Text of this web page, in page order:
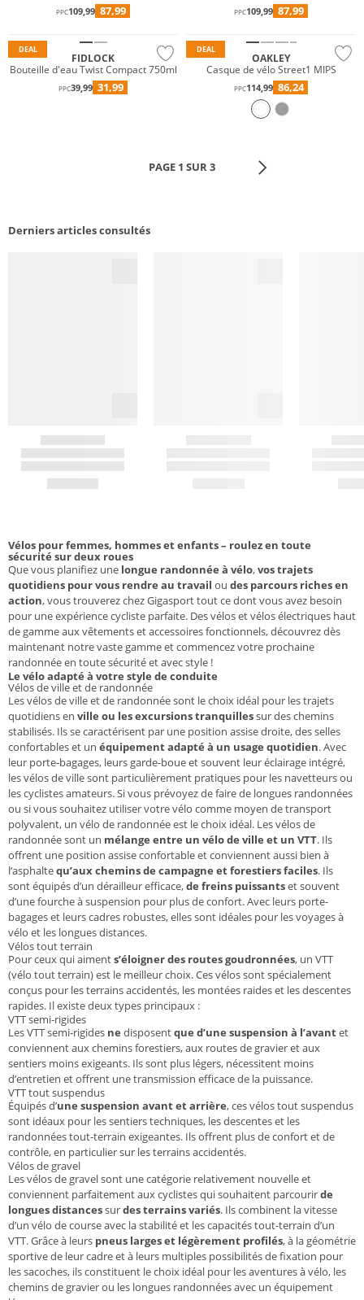
PPC109,99 87,99 PPC109,99 87,99
DEAL
FIDLOCK
Bouteille d'eau Twist Compact 750ml
PPC39,99 31,99
DEAL
OAKLEY
Casque de vélo Street1 MIPS
PPC114,99 86,24
PAGE 1 SUR 3
Derniers articles consultés
Vélos pour femmes, hommes et enfants – roulez en toute
sécurité sur deux roues
Que vous planifiez une longue randonnée à vélo,vos trajets
quotidiens pour vous rendre au travail ou des parcours riches en
action, vous trouverez chez Gigasport tout ce dont vous avez besoin
pour une expérience cycliste parfaite. Des vélos et vélos électriques haut
de gamme aux vêtements et accessoires fonctionnels, découvrez dès
maintenant notre vaste gamme et commencez votre prochaine
randonnée en toute sécurité et avec style !
Le vélo adapté à votre style de conduite
Vélos de ville et de randonnée
Les vélos de ville et de randonnée sont le choix idéal pour les trajets
quotidiens en ville ou les excursions tranquillessur des chemins
stabilisés. Ils se caractérisent par une position assise droite, des selles
confortables et un équipement adapté à un usage quotidien. Avec
leur porte-bagages, leurs garde-boue et souvent leur éclairage intégré,
les vélos de ville sont particulièrement pratiques pour les navetteurs ou
les cyclistes amateurs. Si vous prévoyez de faire de longues randonnées
ou si vous souhaitez utiliser votre vélo comme moyen de transport
polyvalent, un vélo de randonnée est le choix idéal. Les vélos de
randonnée sont un mélange entre un vélo de ville et un VTT. Ils
offrent une position assise confortable et conviennent aussi bien à
l’asphaltequ’aux chemins de campagne et forestiers faciles. Ils
sont équipés d’un dérailleur efficace,de freins puissantset souvent
d’une fourche à suspension pour plus de confort. Avec leurs porte-
bagages et leurs cadres robustes, elles sont idéales pour les voyages à
vélo et les longues distances.
Vélos tout terrain
Pour ceux qui aiments’éloigner des routes goudronnées, un VTT
(vélo tout terrain) est le meilleur choix. Ces vélos sont spécialement
conçus pour les terrains accidentés, les montées raides et les descentes
rapides. Il existe deux types principaux :
VTT semi-rigides
Les VTT semi-rigides ne disposentque d’une suspension à l’avantet
conviennent aux chemins forestiers, aux routes de gravier et aux
sentiers moins exigeants. Ils sont plus légers, nécessitent moins
d’entretien et offrent une transmission efficace de la puissance.
VTT tout suspendus
Équipés d’une suspension avant et arrière, ces vélos tout suspendus
sont idéaux pour les sentiers techniques, les descentes et les
randonnées tout-terrain exigeantes. Ils offrent plus de confort et de
contrôle, en particulier sur les terrains accidentés.
Vélos de gravel
Les vélos de gravel sont une catégorie relativement nouvelle et
conviennent parfaitement aux cyclistes qui souhaitent parcourirde
longues distancessurdes terrains variés. Ils combinent la vitesse
d’un vélo de course avec la stabilité et les capacités tout-terrain d’un
VTT. Grâce à leurs pneus larges et légèrement profilés, à la géométrie
sportive de leur cadre et à leurs multiples possibilités de fixation pour
les sacoches, ils constituent le choix idéal pour les aventures à vélo, les
chemins de gravier ou les longues randonnées avec un équipement